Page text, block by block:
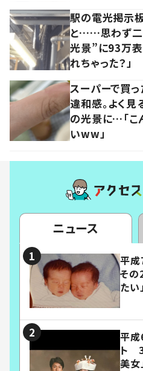
駅の電光掲示
と……思わず二
光景”に93万表
れちゃった？」
スーパーで買っ
違和感。よく見
の光景に…「こ
いww」
ニュース
平
その
たい
平成
ト
美女